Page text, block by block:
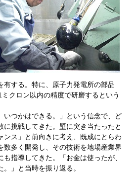
有する。特に、原子力発電所の部品
クロン以内の精度で研磨するという
いつかはできる。」という信念で、ど
に挑戦してきた。壁に突き当たったと
ンス」と前向きに考え、既成にとらわ
数多く開発し、その技術を地場産業界
指導してきた。「お金は使ったが、
」と当時を振り返る。